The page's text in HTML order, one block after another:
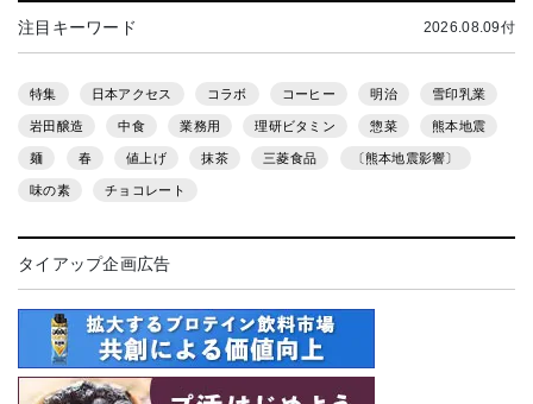
注目キーワード 2026.08.09付
特集 日本アクセス コラボ コーヒー 明治 雪印乳業
岩田醸造 中食 業務用 理研ビタミン 惣菜 熊本地震
麺 春 値上げ 抹茶 三菱食品 〔熊本地震影響〕
味の素 チョコレート
タイアップ企画広告